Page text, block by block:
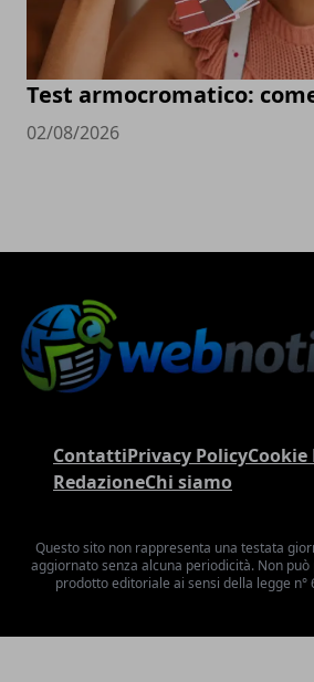
Test armocromatico:
02/08/2026
ContattiPrivacy PolicyCookie
RedazioneChi siamo
Questo sito non rappresenta una testata
aggiornato senza alcuna periodicità. Non
prodotto editoriale ai sensi della legge n°